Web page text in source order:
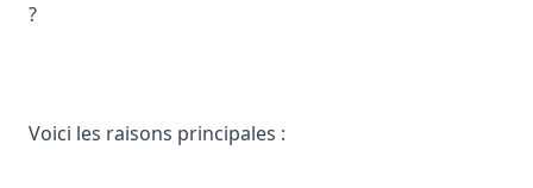
?
Voici les raisons principales :